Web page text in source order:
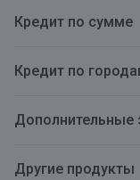
Кредит по сумме
Кредит по
Дополнительные
Другие продукты